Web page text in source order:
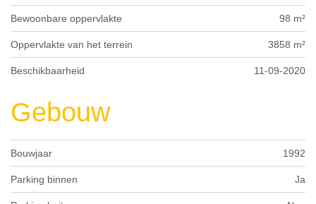
Bewoonbare oppervlakte 98 m²
Oppervlakte van het terrein 3858 m²
Beschikbaarheid 11-09-2020
Gebouw
Bouwjaar 1992
Parking binnen Ja